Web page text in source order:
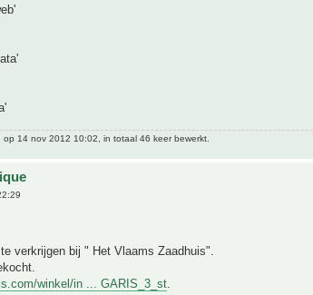
op 14 nov 2012 10:02, in totaal 46 keer bewerkt.
verkrijgen bij " Het Vlaams Zaadhuis".
winkel/in ... GARIS_3_st